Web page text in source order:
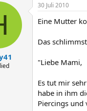
30 Juli 2010
Eine Mutter
Das
"Liebe Mami,
Es tut mir
habe in ihm
Piercings